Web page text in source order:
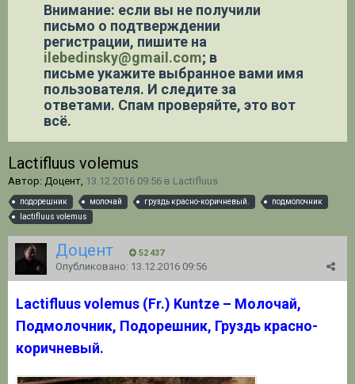
Внимание: если вы не получили
письмо о подтверждении
регистрации, пишите на
ilebedinsky@gmail.com; в
письме укажите выбранное вами имя
пользователя. И следите за
ответами. Спам проверяйте, это вот
всё.
Lactifluus volemus
Автор: Доцент, 13.12.2016 09:56 в Lactifluus
подорешник молочай груздь красно-коричневый.
подмолочник
lactifluus volemus
Доцент 52 437
Опубликовано: 13.12.2016 09:56
Lactifluus volemus (Fr.) Kuntze – Молочай,
Подмолочник, Подорешник, Груздь красно-
коричневый.